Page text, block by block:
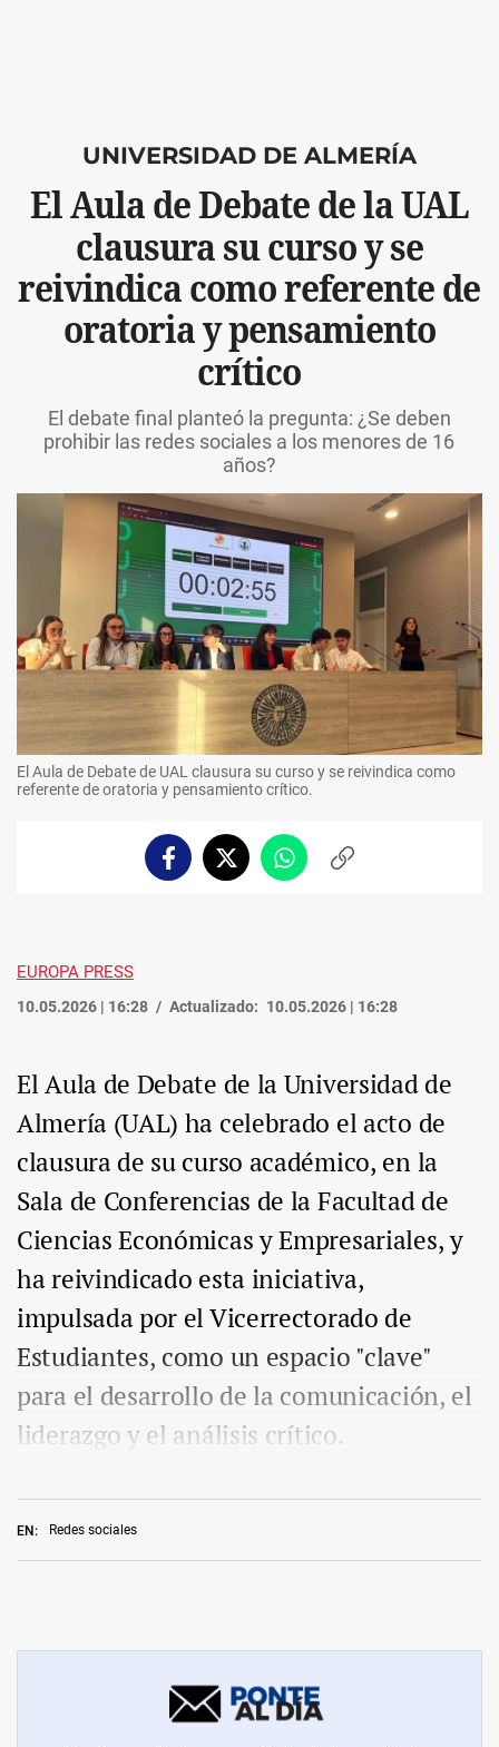
UNIVERSIDAD DE ALMERÍA
El Aula de Debate de la UAL
clausura su curso y se
reivindica como referente de
oratoria y pensamiento
crítico
El debate final planteó la pregunta: ¿Se deben
prohibir las redes sociales a los menores de 16
años?
El Aula de Debate de UAL clausura su curso y se reivindica como
referente de oratoria y pensamiento crítico.
FacebookTwitterWhatsappCopiar
EUROPA PRESS
10.05.2026 | 16:28 Actualizado: 10.05.2026 | 16:28
EN: Redes sociales
El Aula de Debate de la Universidad de
Almería (UAL) ha celebrado el acto de
clausura de su curso académico, en la
Sala de Conferencias de la Facultad de
Ciencias Económicas y Empresariales, y
ha reivindicado esta iniciativa,
impulsada por el Vicerrectorado de
Estudiantes, como un espacio "clave"
para el desarrollo de la comunicación, el
liderazgo y el análisis crítico.